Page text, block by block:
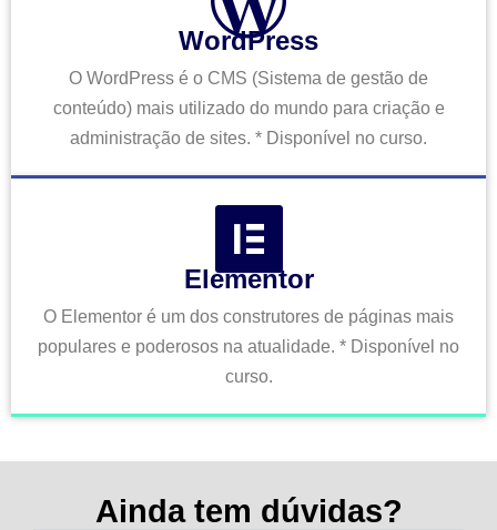
WordPress
O WordPress é o CMS (Sistema de gestão de
conteúdo) mais utilizado do mundo para criação e
administração de sites. * Disponível no curso.
Elementor
O Elementor é um dos construtores de páginas mais
populares e poderosos na atualidade. * Disponível no
curso.
Ainda tem dúvidas?